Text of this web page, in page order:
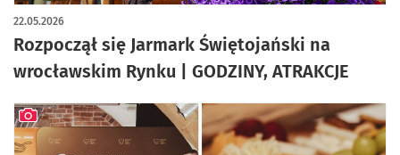
Rozpoczął się Jarmark Świętojański na
wrocławskim Rynku | GODZINY, ATRAKCJE
22.05.2026
artykuł z galerią zdjęć